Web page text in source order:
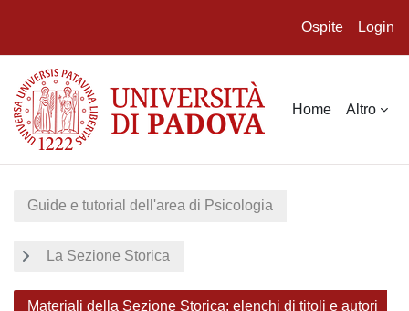
Ospite Login
Home Altro
Guide e tutorial dell'area di Psicologia
La Sezione Storica
Materiali della Sezione Storica: elenchi di titoli e autori